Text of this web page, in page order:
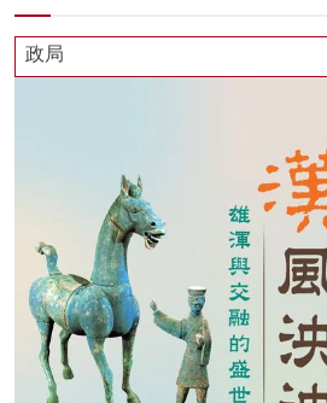
政局